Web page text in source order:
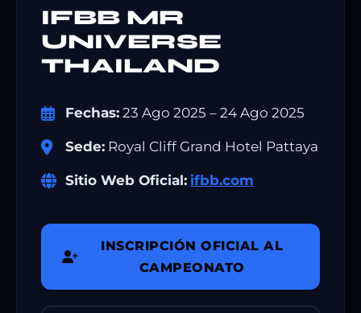
IFBB MR
UNIVERSE
THAILAND
Fechas: 23 Ago 2025 – 24 Ago 2025
Sede: Royal Cliff Grand Hotel Pattaya
Sitio Web Oficial: ifbb.com
INSCRIPCIÓN OFICIAL AL
CAMPEONATO